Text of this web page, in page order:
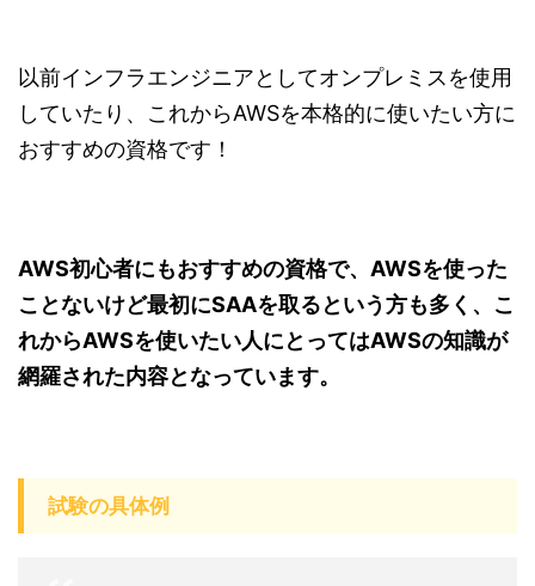
以前インフラエンジニアとしてオンプレミスを使用
していたり、これからAWSを本格的に使いたい方に
おすすめの資格です！
AWS初心者にもおすすめの資格で、AWSを使った
ことないけど最初にSAAを取るという方も多く、こ
れからAWSを使いたい人にとってはAWSの知識が
網羅された内容となっています。
試験の具体例